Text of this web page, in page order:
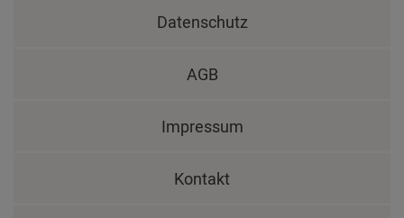
Datenschutz
AGB
Impressum
Kontakt